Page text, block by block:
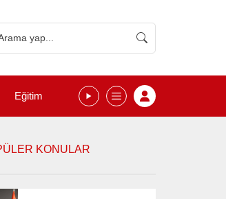
Eğitim
KONULAR